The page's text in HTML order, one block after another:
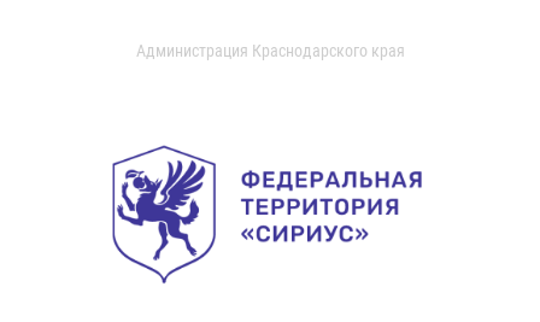
Администрация Краснодарского края